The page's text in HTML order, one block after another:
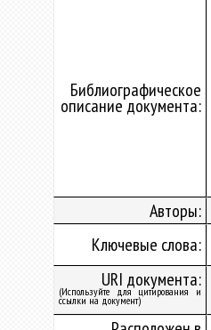
Библиографическое
описание документа:
Авторы:
Ключевые слова:
URI документа:
(Используйте для цитирования и
ссылки на документ)